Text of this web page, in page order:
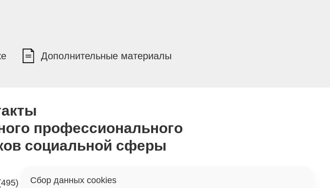
Сбор данных cookies
Дополнительные материалы
профессионального
социальной сферы
607-50-65